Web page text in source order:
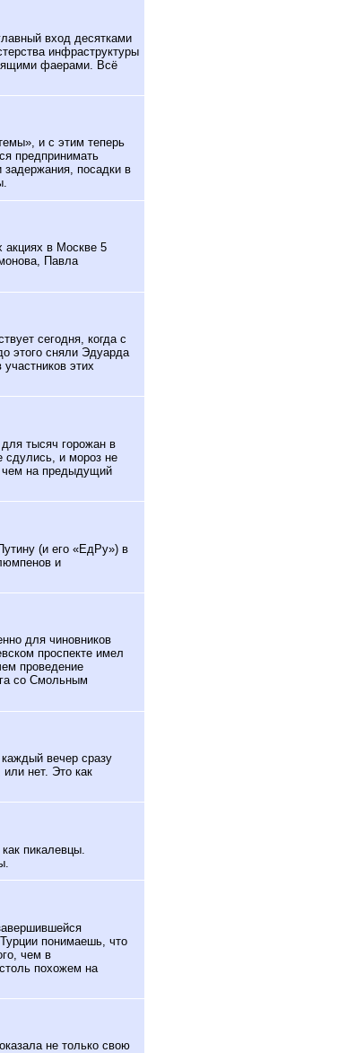
вход десятками
инфраструктуры
фаерами. Всё
и с этим теперь
предпринимать
посадки в
акциях в Москве 5
Павла
сегодня, когда с
этого сняли Эдуарда
этих
тысяч горожан в
сдулись, и мороз не
на предыдущий
(и его «ЕдРу») в
и
для чиновников
проспекте имел
проведение
со Смольным
вечер сразу
нет. Это как
пикалевцы.
понимаешь, что
чем в
похожем на
не только свою